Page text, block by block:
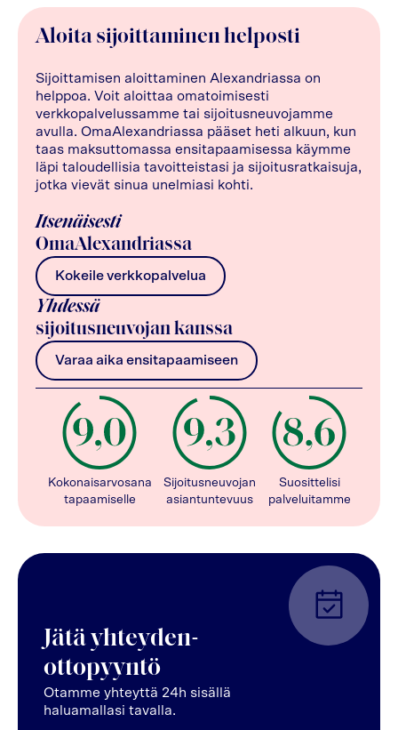
Aloita sijoittaminen helposti
Sijoittamisen aloittaminen Alexandriassa on
helppoa. Voit aloittaa omatoimisesti
verkkopalvelussamme tai sijoitusneuvojamme
avulla. OmaAlexandriassa pääset heti alkuun, kun
taas maksuttomassa ensitapaamisessa käymme
läpi taloudellisia tavoitteistasi ja sijoitusratkaisuja,
jotka vievät sinua unelmiasi kohti.
Itsenäisesti
OmaAlexandriassa
Kokeile verkkopalvelua
Yhdessä
sijoitusneuvojan kanssa
Varaa aika ensitapaamiseen
Kokonaisarvosana
tapaamiselle
Sijoitusneuvojan
asiantuntevuus
Suosittelisi
palveluitamme
Jätä yhteyden-
ottopyyntö
Otamme yhteyttä 24h sisällä
haluamallasi tavalla.